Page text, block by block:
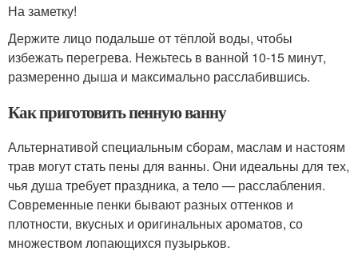
На заметку!
Держите лицо подальше от тёплой воды, чтобы
избежать перегрева. Нежьтесь в ванной 10-15 минут,
размеренно дыша и максимально расслабившись.
Как приготовить пенную ванну
Альтернативой специальным сборам, маслам и настоям
трав могут стать пены для ванны. Они идеальны для тех,
чья душа требует праздника, а тело — расслабления.
Современные пенки бывают разных оттенков и
плотности, вкусных и оригинальных ароматов, со
множеством лопающихся пузырьков.